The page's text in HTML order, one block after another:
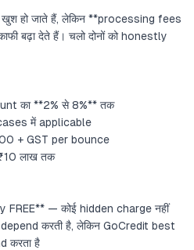
हो जाते हैं, लेकिन **processing fees
बढ़ा देते हैं। चलो दोनों को honestly
का **2% से 8%** तक
में applicable
+ GST per bounce
लाख तक
— कोई hidden charge नहीं
करती है, लेकिन GoCredit best
करता है